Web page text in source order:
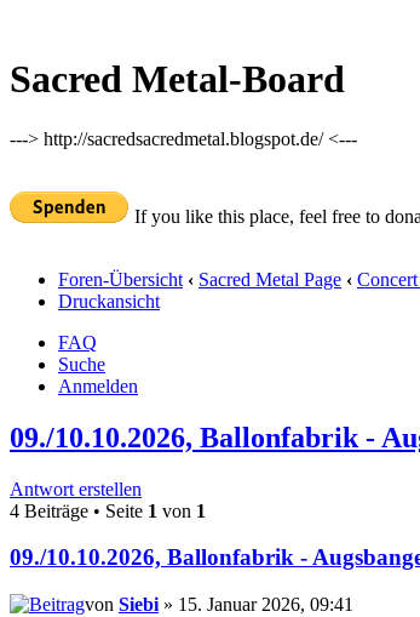
Sacred Metal-Board
---> http://sacredsacredmetal.blogspot.de/ <---
If you like this place, feel free to
Foren-Übersicht ‹ Sacred Metal Page ‹
Druckansicht
FAQ
Suche
Anmelden
09./10.10.2026, Ballonfabrik -
Antwort erstellen
4 Beiträge • Seite 1 von 1
09./10.10.2026, Ballonfabrik -
von Siebi » 15. Januar 2026, 09:41